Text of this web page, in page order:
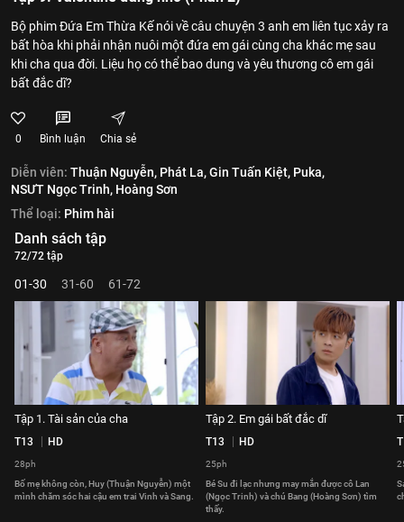
Bộ phim Đứa Em Thừa Kế nói về câu chuyện 3 anh em liên tục xảy ra
bất hòa khi phải nhận nuôi một đứa em gái cùng cha khác mẹ sau
khi cha qua đời. Liệu họ có thể bao dung và yêu thương cô em gái
bất đắc dĩ?
0 Bình luận Chia sẻ
Diễn viên: Thuận Nguyễn, Phát La,Gin Tuấn Kiệt, Puka,
NSƯT Ngọc Trinh, Hoàng Sơn
Thể loại: Phim hài
Danh sách tập
72/72 tập
01-30 31-60 61-72
Tập 1. Tài sản của cha
T13 HD
28ph
Bố mẹ không còn, Huy (Thuận Nguyễn) một
mình chăm sóc hai cậu em trai Vinh và Sang.
Tập 2. Em gái bất đắc dĩ
T13 HD
25ph
Bé Su đi lạc nhưng may mắn được cô Lan
(Ngọc Trinh) và chú Bang (Hoàng Sơn) tìm
thấy.